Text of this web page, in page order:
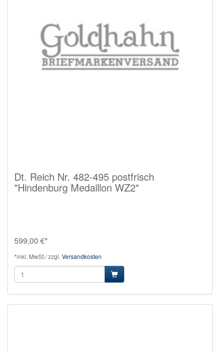
Dt. Reich Nr. 482-495 postfrisch
"Hindenburg Medaillon WZ2"
599,00 €*
*inkl. MwSt./ zzgl. Versandkosten